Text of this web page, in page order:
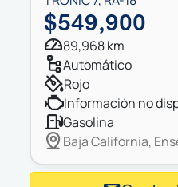
$549,900
89,968 km
automático
rojo
información no
gasolina
Baja California,